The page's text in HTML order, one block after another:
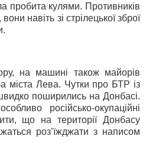
пробита кулями. Противників
навіть зі стрілецької зброї
на машині також майорів
міста Лева. Чутки про БТР із
поширились на Донбасі.
російсько-окупаційні
що на території Донбасу
роз’їжджати з написом